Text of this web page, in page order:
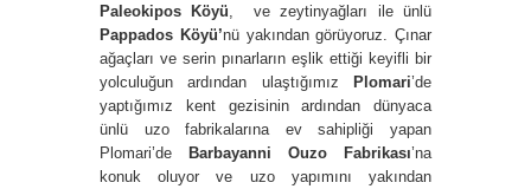
Paleokipos Köyü , ve zeytinyağları ile ünlü
Pappados Köyü’nü yakından görüyoruz. Çınar
ağaçları ve serin pınarların eşlik ettiği keyifli bir
yolculuğun ardından ulaştığımız Plomari’de
yaptığımız kent gezisinin ardından dünyaca
ünlü uzo fabrikalarına ev sahipliği yapan
Plomari’de Barbayanni Ouzo Fabrikası’na
konuk oluyor ve uzo yapımını yakından